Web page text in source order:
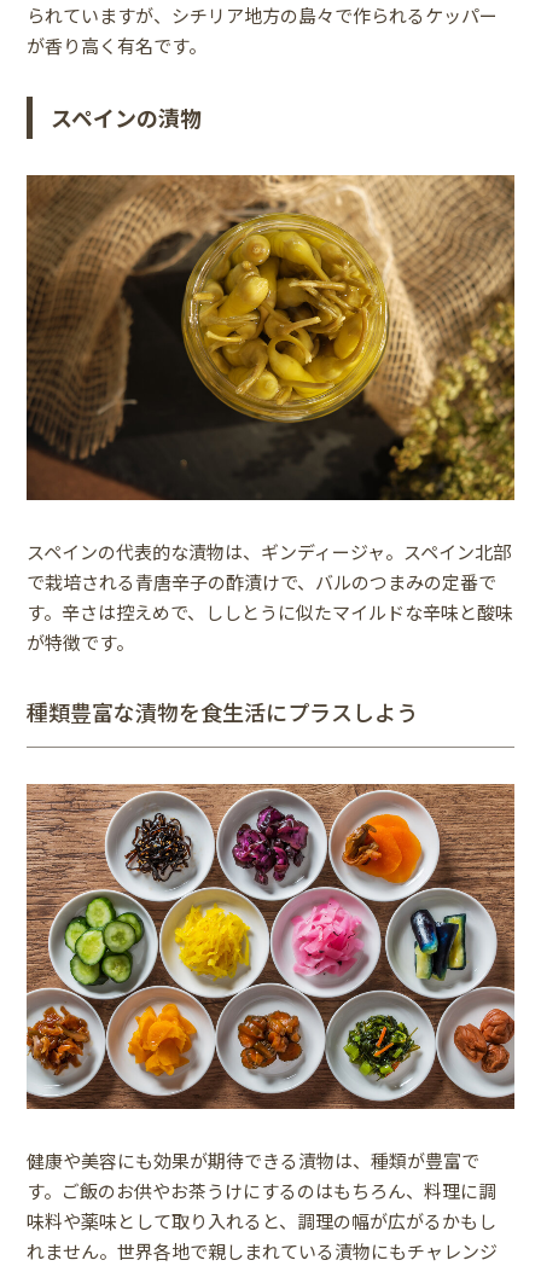
られていますが、シチリア地方の島々で作られるケッパー
が香り高く有名です。
スペインの漬物
スペインの代表的な漬物は、ギンディージャ。スペイン北部
で栽培される青唐辛子の酢漬けで、バルのつまみの定番で
す。辛さは控えめで、ししとうに似たマイルドな辛味と酸味
が特徴です。
種類豊富な漬物を食生活にプラスしよう
健康や美容にも効果が期待できる漬物は、種類が豊富で
す。ご飯のお供やお茶うけにするのはもちろん、料理に調
味料や薬味として取り入れると、調理の幅が広がるかもし
れません。世界各地で親しまれている漬物にもチャレンジ